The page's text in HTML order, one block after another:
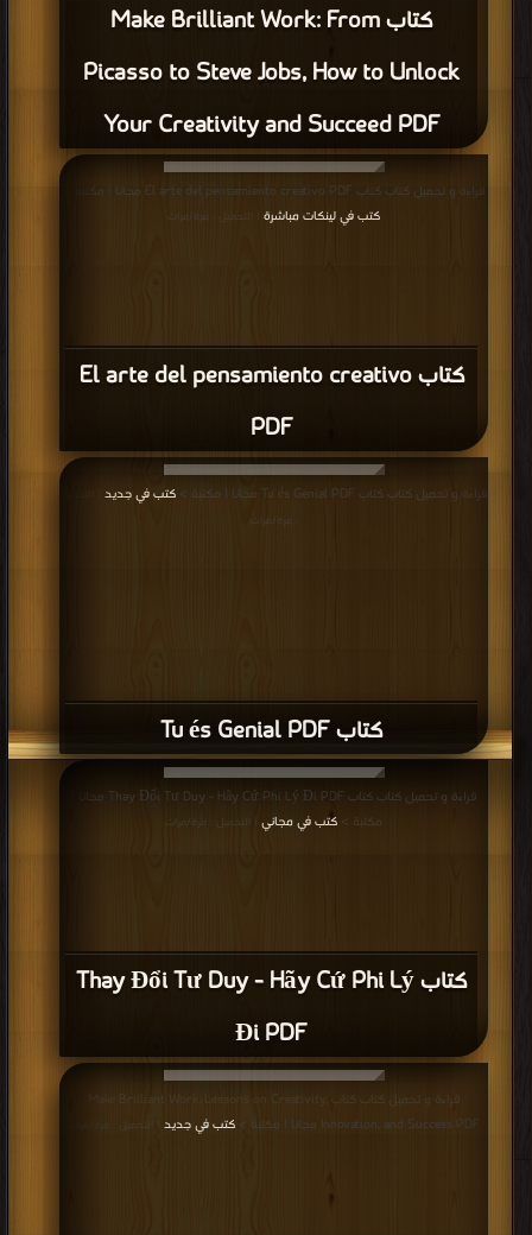
كتاب Make Brilliant Work: From
Picasso to Steve Jobs, How to Unlock
Your Creativity and Succeed PDF
كتاب El arte del pensamiento creativo
PDF
قراءة و تحميل كتاب كتاب El arte del pensamiento creativo PDF مجانا | مكتبة >
كتب في لينكات مباشرة
| التحميل : مرة/مرات
كتاب Tu és Genial PDF
قراءة و تحميل كتاب كتاب Tu és Genial PDF مجانا | مكتبة > كتب في جديد
: مرة/مرات
كتاب Thay Đổi Tư Duy - Hãy Cứ Phi Lý
Đi PDF
قراءة و تحميل كتاب كتاب Thay Đổi Tư Duy - Hãy Cứ Phi Lý Đi PDF مجانا |
مكتبة > كتب في مجاني | التحميل : مرة/مرات
قراءة و تحميل كتاب كتاب Make Brilliant Work: Lessons on Creativity,
Innovation, and Success PDF مجانا | مكتبة >
كتب في جديد | التحميل : مرة/مرات